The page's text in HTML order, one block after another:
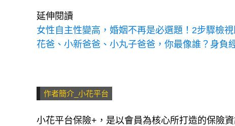
延伸閱讀
女性自主性變高，婚姻不再是必選題！2步驟檢
花爸、小新爸爸、小丸子爸爸，你最像誰？身負
作者簡介_小花平台
小花平台保險+，是以會員為核心所打造的保險